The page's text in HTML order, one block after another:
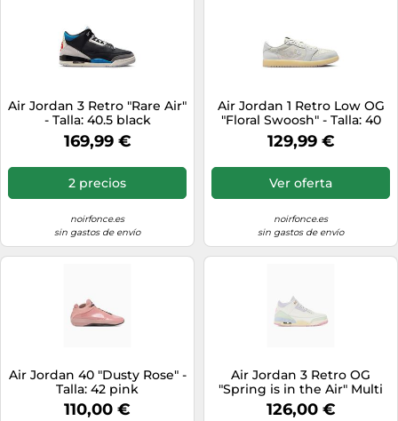
Air Jordan 3 Retro "Rare Air"
- Talla: 40.5 black
169,99 €
2 precios
noirfonce.es
sin gastos de envío
Air Jordan 1 Retro Low OG
"Floral Swoosh" - Talla: 40
white
129,99 €
Ver oferta
noirfonce.es
sin gastos de envío
Air Jordan 40 "Dusty Rose" -
Talla: 42 pink
110,00 €
Air Jordan 3 Retro OG
"Spring is in the Air" Multi
39
126,00 €